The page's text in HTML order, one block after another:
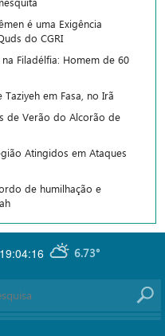
é uma Exigência
do CGRI
Filadélfia: Homem de 60
em Fasa, no Irã
de Verão do Alcorão de
Atingidos em Ataques
de humilhação e
6.73°